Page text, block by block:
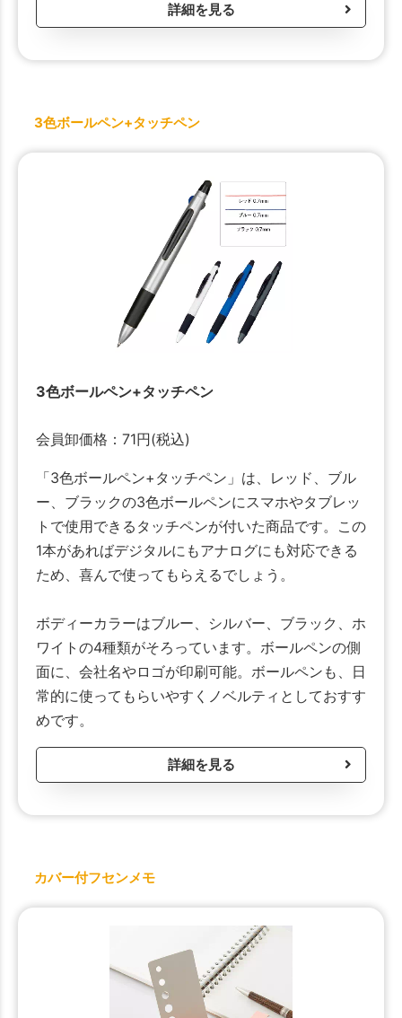
詳細を見る
3色ボールペン+タッチペン
3色ボールペン+タッチペン
会員卸価格： 71円(税込)
「3色ボールペン+タッチペン」は、レッド、ブル
ー、ブラックの3色ボールペンにスマホやタブレッ
トで使用できるタッチペンが付いた商品です。この
1本があればデジタルにもアナログにも対応できる
ため、喜んで使ってもらえるでしょう。
ボディーカラーはブルー、シルバー、ブラック、ホ
ワイトの4種類がそろっています。ボールペンの側
面に、会社名やロゴが印刷可能。ボールペンも、日
常的に使ってもらいやすくノベルティとしておすす
めです。
詳細を見る
カバー付フセンメモ